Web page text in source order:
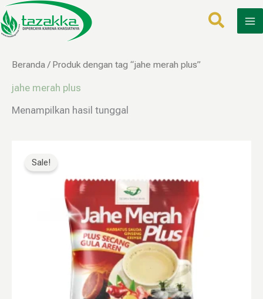
Lewati
ke
konten
Beranda / Produk dengan tag “jahe merah plus”
jahe merah plus
Menampilkan hasil tunggal
Sale!
Rp40.000.adalah:
Rp19.999.